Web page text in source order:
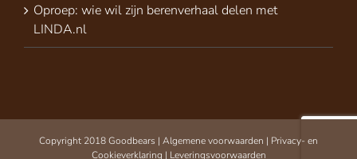
Oproep: wie wil zijn berenverhaal delen met
LINDA.nl
Copyright 2018 Goodbears | Algemene voorwaarden | Privacy- en
Cookieverklaring | Leveringsvoorwaarden